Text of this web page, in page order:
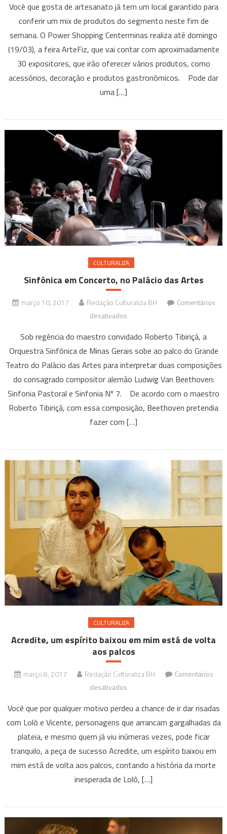
ArteFiz,
no
Power
Shopping
Centerminas
Você que gosta de artesanato já tem um local garantido para
conferir um mix de produtos do segmento neste fim de
semana. O Power Shopping Centerminas realiza até domingo
(19/03), a feira ArteFiz, que vai contar com aproximadamente
30 expositores, que irão oferecer vários produtos, como
acessórios, decoração e produtos gastronômicos. Pode dar
uma […]
CULTURALIZA
Sinfônica em Concerto, no Palácio das Artes
março 10, 2017 Redação Culturaliza BH
Comentários
desativados
em
Concerto,
no
Palácio
das
Artes
Sob regência do maestro convidado Roberto Tibiriçá, a
Orquestra Sinfônica de Minas Gerais sobe ao palco do Grande
Teatro do Palácio das Artes para interpretar duas composições
do consagrado compositor alemão Ludwig Van Beethoven:
Sinfonia Pastoral e Sinfonia Nº 7. De acordo com o maestro
Roberto Tibiriçá, com essa composição, Beethoven pretendia
fazer com […]
CULTURALIZA
Acredite, um espírito baixou em mim está de volta
aos palcos
março 8, 2017 Redação Culturaliza BH
Comentários
desativados
um
espírito
baixou
em
mim
está
Você que por qualquer motivo perdeu a chance de ir dar risadas
com Lolô e Vicente, personagens que arrancam gargalhadas da
plateia, e mesmo quem já viu inúmeras vezes, pode ficar
tranquilo, a peça de sucesso Acredite, um espírito baixou em
mim está de volta aos palcos, contando a história da morte
inesperada de Lolô, […]